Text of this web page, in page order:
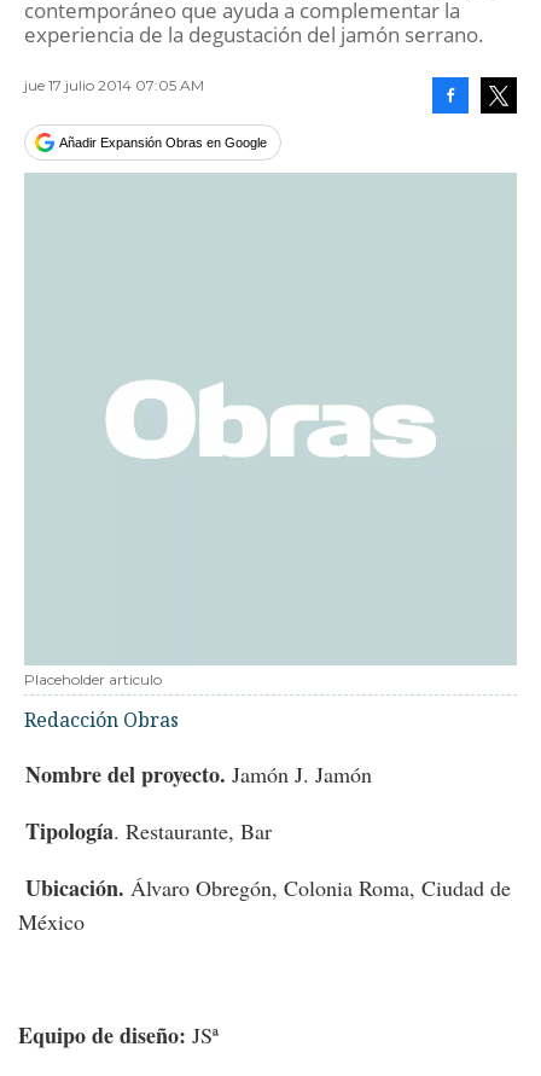
contemporáneo que ayuda a complementar la
experiencia de la degustación del jamón serrano.
jue 17 julio 2014 07:05 AM
Añadir Expansión Obras en Google
Placeholder articulo
Redacción Obras
Nombre del proyecto. Jamón J. Jamón
Tipología. Restaurante, Bar
Ubicación. Álvaro Obregón, Colonia Roma, Ciudad de
México
Equipo de diseño: JSª